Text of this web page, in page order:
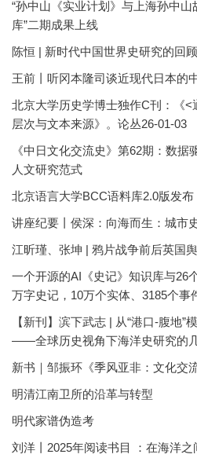
“孙中山《实业计划》与上海孙中
库”二期成果上线
陈恒 | 新时代中国世界史研究的回
王前丨听冈本隆司谈近现代日本的
北京大学历史学博士独作C刊：《<
层次与文本来源》。论丛26-01-03
《中日文化交流史》第62期：数
人文研究范式
北京语言大学BCC语料库2.0版发布
讲座纪要丨侯深：向海而生：城市
江昕瑾、张坤 | 鸦片战争前后英国
一个开源的AI《史记》知识库与26
万字史记，10万个实体、3185个事
【新刊】滨下武志 | 从“港口-腹地”
——全球历史视角下海洋史研究的
新书｜邹振环《季风亚非：文化交
明清江南卫所的沿革与转型
明代家谱伪造考
刘洋丨2025年阅读书目 ：在海洋